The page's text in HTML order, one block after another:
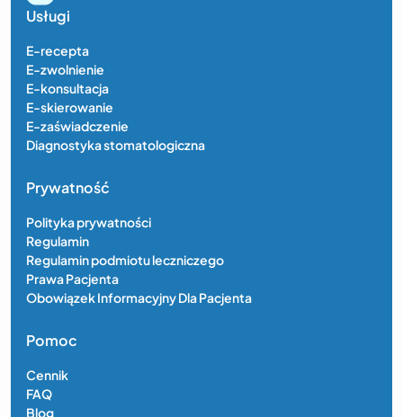
Usługi
E-recepta
E-zwolnienie
E-konsultacja
E-skierowanie
E-zaświadczenie
Diagnostyka stomatologiczna
Prywatność
Polityka prywatności
Regulamin
Regulamin podmiotu leczniczego
Prawa Pacjenta
Obowiązek Informacyjny Dla Pacjenta
Pomoc
Cennik
FAQ
Blog